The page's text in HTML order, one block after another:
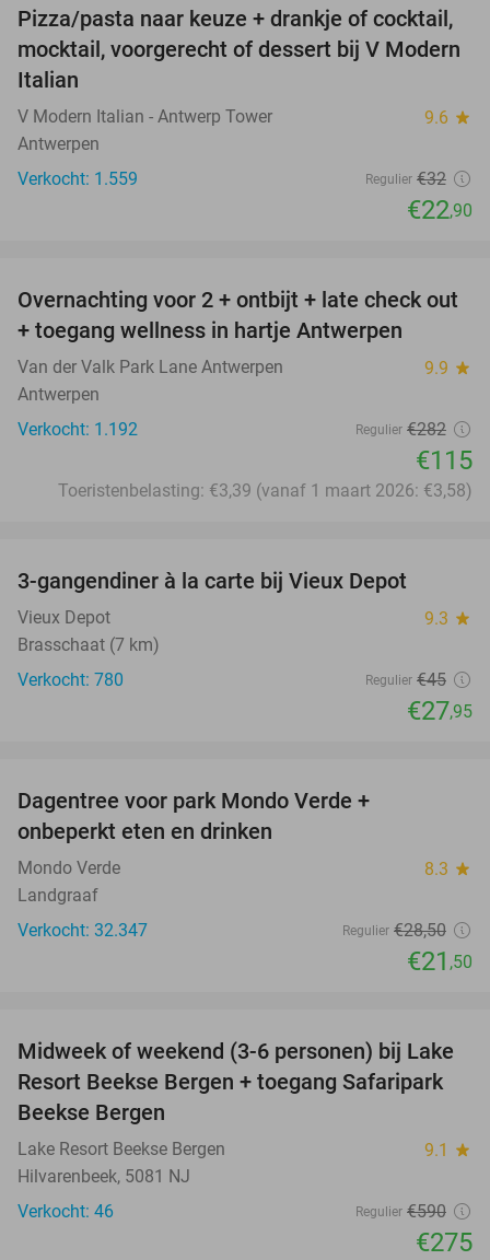
28%
Pizza/pasta naar keuze + drankje of cocktail,
mocktail, voorgerecht of dessert bij V Modern
Italian
V Modern Italian - Antwerp Tower 9.6 star
Antwerpen
Verkocht: 1.559
Regulier €32
€22,90
59%
Overnachting voor 2 + ontbijt + late check out
+ toegang wellness in hartje Antwerpen
Van der Valk Park Lane Antwerpen 9.9 star
Antwerpen
Verkocht: 1.192
Regulier €282
€115
Toeristenbelasting: €3,39 (vanaf 1 maart 2026: €3,58)
3-gangendiner à la carte bij Vieux Depot
Vieux Depot 9.3 star
Brasschaat (7 km)
Verkocht: 780
Regulier €45
€27,95
Dagentree voor park Mondo Verde +
onbeperkt eten en drinken
Mondo Verde 8.3 star
Landgraaf
Verkocht: 32.347
Regulier €28,50
€21 ,50
53%
Midweek of weekend (3-6 personen) bij Lake
Resort Beekse Bergen + toegang Safaripark
Beekse Bergen
Lake Resort Beekse Bergen 9.1 star
Hilvarenbeek, 5081 NJ
Verkocht: 46
Regulier €590
€275